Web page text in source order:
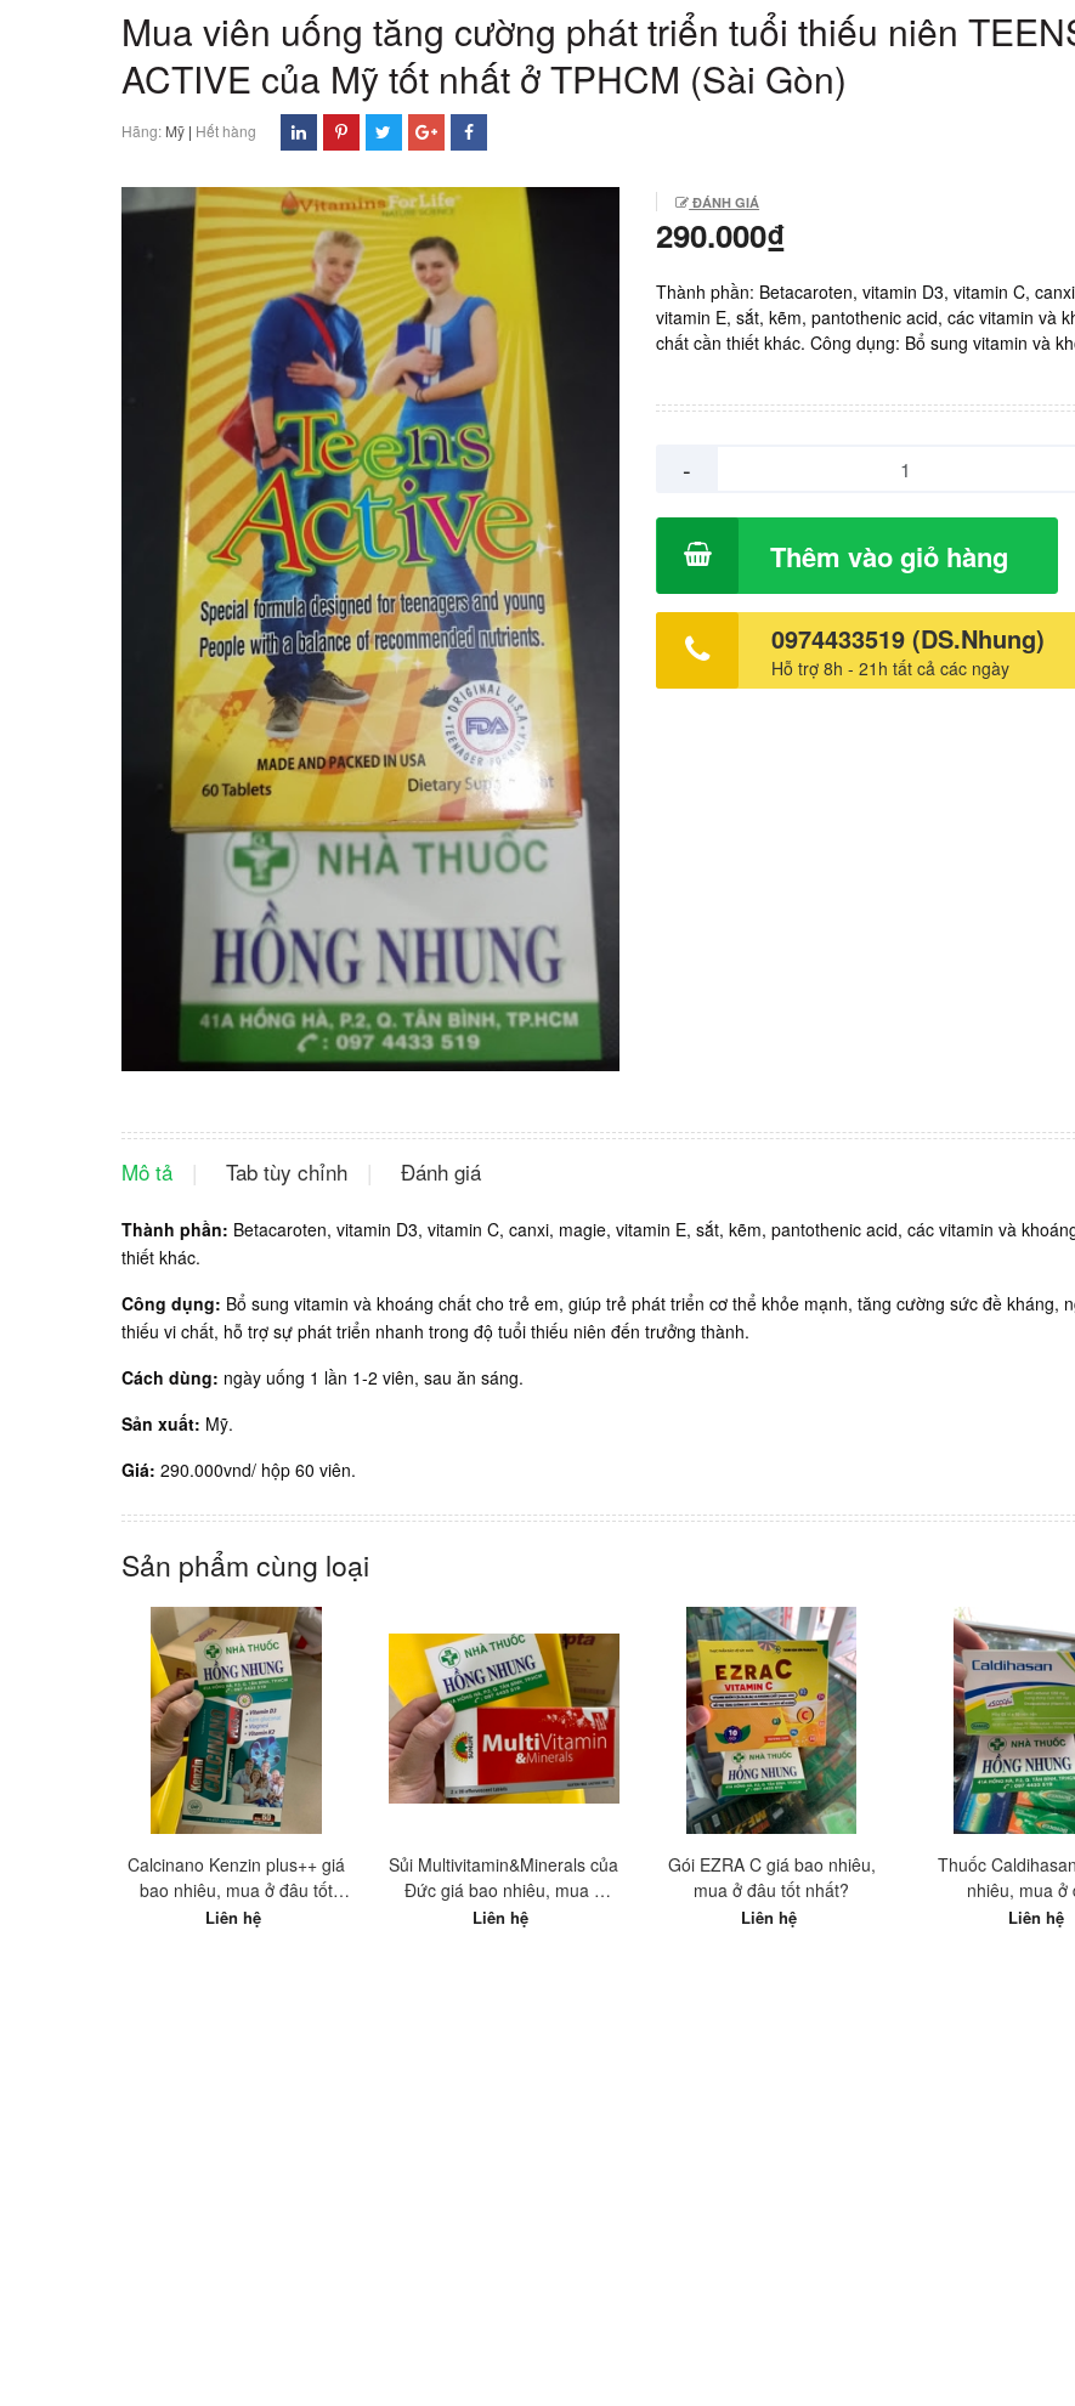
Mua viên uống tăng cường phát triển tuổi thiếu niên
ACTIVE của Mỹ tốt nhất ở TPHCM (Sài Gòn)
Hãng: Mỹ| Hết hàng
ĐÁNH GIÁ
290.000₫
Thành phần: Betacaroten, vitamin D3, vitamin C,
vitamin E, sắt, kẽm, pantothenic acid, các vitamin và
chất cần thiết khác. Công dụng: Bổ sung vitamin và
nhanh trong độ tuổi thiếu niên đến trưởng thành. Cách
Giá: 290.000vnd/ hộp 60 viên.
-
Thêm vào giỏ hàng
0974433519 (DS.Nhung)
Hỗ trợ 8h - 21h tất cả các ngày
Mô tả Tab tùy chỉnh Đánh giá
Thành phần: Betacaroten, vitamin D3, vitamin C, canxi, magie, vitamin E, sắt, kẽm, pantothenic acid, các vitamin và
thiết khác.
Công dụng: Bổ sung vitamin và khoáng chất cho trẻ em, giúp trẻ phát triển cơ thể khỏe mạnh, tăng cường sức đề kháng,
thiếu vi chất, hỗ trợ sự phát triển nhanh trong độ tuổi thiếu niên đến trưởng thành.
Cách dùng: ngày uống 1 lần 1-2 viên, sau ăn sáng.
Sản xuất: Mỹ.
Giá: 290.000vnd/ hộp 60 viên.
Sản phẩm cùng loại
Calcinano Kenzin plus++ giá
bao nhiêu, mua ở đâu tốt
nhất?
Liên hệ
Sủi Multivitamin&Minerals của
Đức giá bao nhiêu, mua ở
đâu tốt nhất?
Liên hệ
Gói EZRA C giá bao nhiêu,
mua ở đâu tốt nhất?
Liên hệ
Thuốc
nhiêu, mua ở
Liên hệ